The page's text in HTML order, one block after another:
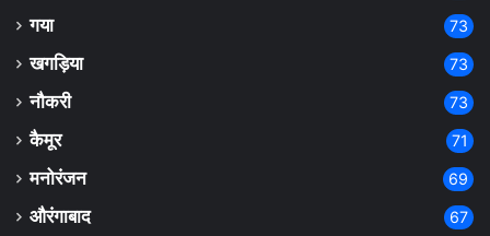
गया 73
खगड़िया 73
नौकरी 73
कैमूर 71
मनोरंजन 69
औरंगाबाद 67